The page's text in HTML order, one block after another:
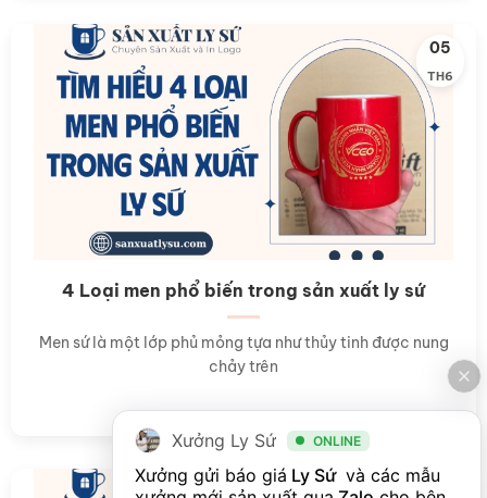
4 Loại men phổ biến trong sản xuất ly sứ
Men sứ là một lớp phủ mỏng tựa như thủy tinh được nung
chảy trên
05
TH6
05
Xưởng Ly Sứ ONLINE
Xưởng gửi báo giá Ly Sứ và các mẫu